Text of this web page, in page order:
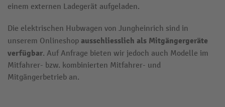
einem externen Ladegerät aufgeladen.
Die elektrischen Hubwagen von Jungheinrich sind in
unserem Onlineshop ausschliesslich als Mitgängergeräte
verfügbar. Auf Anfrage bieten wir jedoch auch Modelle im
Mitfahrer- bzw. kombinierten Mitfahrer- und
Mitgängerbetrieb an.